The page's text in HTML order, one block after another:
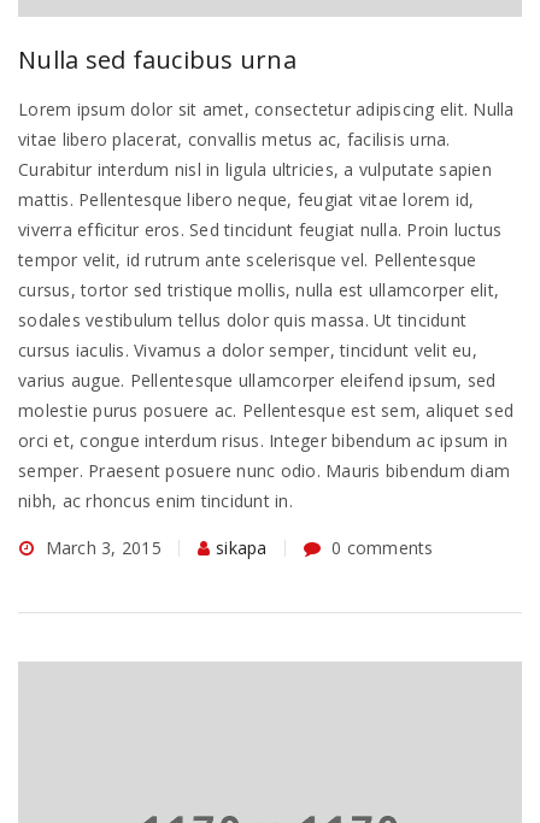
Nulla sed faucibus urna
Lorem ipsum dolor sit amet, consectetur adipiscing elit. Nulla
vitae libero placerat, convallis metus ac, facilisis urna.
Curabitur interdum nisl in ligula ultricies, a vulputate sapien
mattis. Pellentesque libero neque, feugiat vitae lorem id,
viverra efficitur eros. Sed tincidunt feugiat nulla. Proin luctus
tempor velit, id rutrum ante scelerisque vel. Pellentesque
cursus, tortor sed tristique mollis, nulla est ullamcorper elit,
sodales vestibulum tellus dolor quis massa. Ut tincidunt
cursus iaculis. Vivamus a dolor semper, tincidunt velit eu,
varius augue. Pellentesque ullamcorper eleifend ipsum, sed
molestie purus posuere ac. Pellentesque est sem, aliquet sed
orci et, congue interdum risus. Integer bibendum ac ipsum in
semper. Praesent posuere nunc odio. Mauris bibendum diam
nibh, ac rhoncus enim tincidunt in.
March 3, 2015 sikapa 0 comments